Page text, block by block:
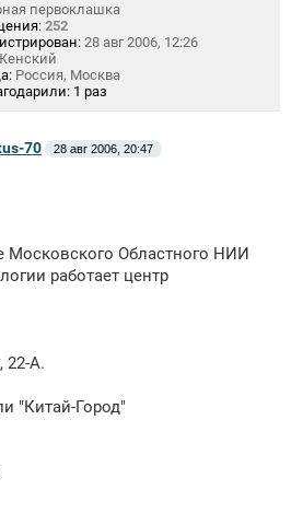
первоклашка
252
28 авг 2006, 12:26
Россия, Москва
1 раз
70 28 авг 2006, 20:47
Московского Областного НИИ
работает центр
22-А.
"Китай-Город"